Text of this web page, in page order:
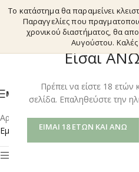
Είσαι
Πρέπει να είστε 18 ετών
σελίδα. Επαληθεύστε την
ΕΊΜΑΙ 18 ΕΤΏΝ ΚΑΙ ΆΝΩ
Το κατάστημα θα παραμείνει
Παραγγελίες που
χρονικού διαστήματος, θα
Αυγούστου. Καλές
ΜΕΝΟΎ
Αρχική σελίδα/Shop/Προϊόντα με
Εμφάνιση του μοναδικού